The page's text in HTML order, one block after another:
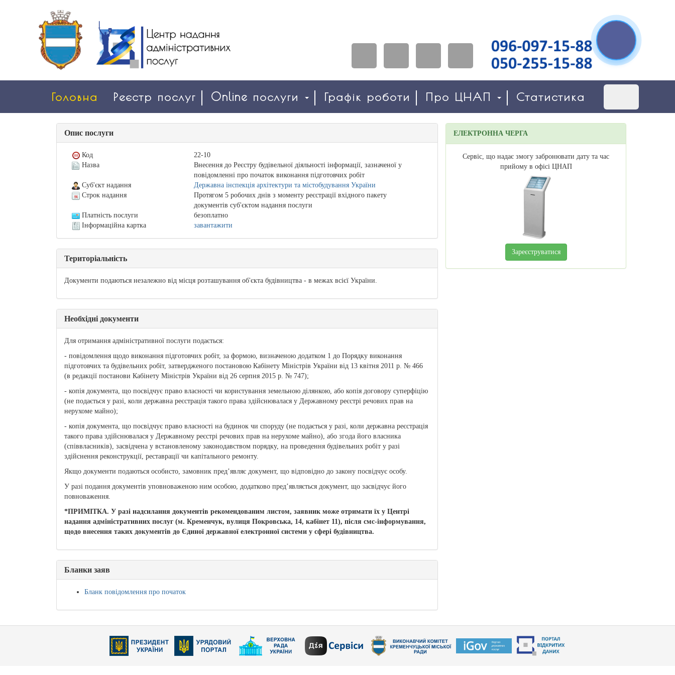
Головна Реєстр послуг Online послуги Графік роботи Про ЦНАП Статистика
Опис послуги
Код
22-10
Назва
Внесення до Реєстру будівельної діяльності інформації, зазначеної у
повідомленні про початок виконання підготовчих робіт
Суб'єкт надання
Державна інспекція архітектури та містобудування України
Строк надання
Протягом 5 робочих днів з моменту реєстрації вхідного пакету
документів суб'єктом надання послуги
Платність послуги
безоплатно
Інформаційна картка
завантажити
Територіальність
Документи подаються незалежно від місця розташування об'єкта будівництва - в межах всієї України.
Необхідні документи
Для отримання адміністративної послуги подається:
- повідомлення щодо виконання підготовчих робіт, за формою, визначеною додатком 1 до Порядку виконання
підготовчих та будівельних робіт, затвердженого постановою Кабінету Міністрів України від 13 квітня 2011 р. № 466
(в редакції постанови Кабінету Міністрів України від 26 серпня 2015 р. № 747);
- копія документа, що посвідчує право власності чи користування земельною ділянкою, або копія договору суперфіцію
(не подається у разі, коли державна реєстрація такого права здійснювалася у Державному реєстрі речових прав на
нерухоме майно);
- копія документа, що посвідчує право власності на будинок чи споруду (не подається у разі, коли державна реєстрація
такого права здійснювалася у Державному реєстрі речових прав на нерухоме майно), або згода його власника
(співвласників), засвідчена у встановленому законодавством порядку, на проведення будівельних робіт у разі
здійснення реконструкції, реставрації чи капітального ремонту.
Якщо документи подаються особисто, замовник пред’являє документ, що відповідно до закону посвідчує особу.
У разі подання документів уповноваженою ним особою, додатково пред’являється документ, що засвідчує його
повноваження.
*ПРИМІТКА. У разі надсилання документів рекомендованим листом, заявник може отримати їх у Центрі
надання адміністративних послуг (м. Кременчук, вулиця Покровська, 14, кабінет 11), після смс-інформування,
щодо внесення таких документів до Єдиної державної електронної системи у сфері будівництва.
Бланки заяв
Бланк повідомлення про початок
ЕЛЕКТРОННА ЧЕРГА
Сервіс, що надає змогу забронювати дату та час
прийому в офісі ЦНАП
Зареєструватися